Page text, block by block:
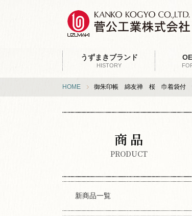
うずまきブランド
HISTORY
HOME 御朱印帳 綿友禅 桜 巾着袋付
商 品
PRODUCT
新商品一覧